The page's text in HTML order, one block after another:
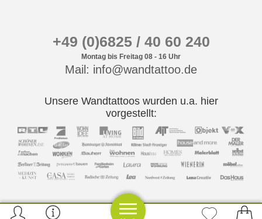
+49 (0)6825 / 40 60 240
Montag bis Freitag 08 - 16 Uhr
Mail: info@wandtattoo.de
Unsere Wandtattoos wurden u.a. hier
vorgestellt: